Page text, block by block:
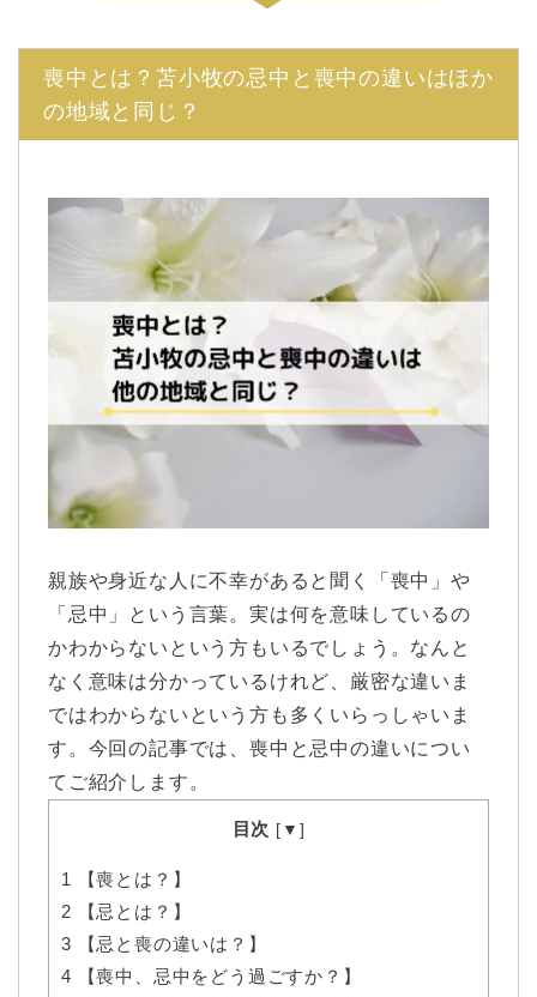
喪中とは？苫小牧の忌中と喪中の違いはほか
の地域と同じ？
親族や身近な人に不幸があると聞く「喪中」や
「忌中」という言葉。実は何を意味しているの
かわからないという方もいるでしょう。なんと
なく意味は分かっているけれど、厳密な違いま
ではわからないという方も多くいらっしゃいま
す。今回の記事では、喪中と忌中の違いについ
てご紹介します。
目次 [ ▼ ]
1
【喪とは？】
2 【忌とは？】
3 【忌と喪の違いは？】
4 【喪中、忌中をどう過ごすか？】